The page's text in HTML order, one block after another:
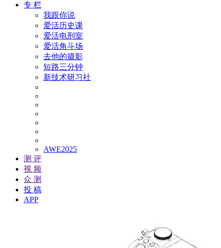
专 栏
我跟你说
爱活历史课
爱活电刑室
爱活角斗场
去他的摄影
短路三分钟
新技术研习社
AWE2025
测 评
视 频
众 测
投 稿
APP